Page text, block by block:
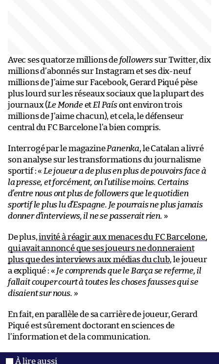
Avec ses quatorze millions de followers sur Twitter, dix
millions d’abonnés sur Instagram et ses dix-neuf
millions de J’aime sur Facebook, Gerard Piqué pèse
plus lourd sur les réseaux sociaux que la plupart des
journaux (Le Mondeet El Paísont environ trois
millions de J’aime chacun), et cela, le défenseur
central du FC Barcelone l’a bien compris.
Interrogé par le magazinePanenka, le Catalan a livré
son analyse sur les transformations du journalisme
sportif : « Le joueur a de plus en plus de pouvoirs face à
la presse, et forcément, on l’utilise moins. Certains
d’entre nous ont plus de followers que le quotidien
sportif le plus lu d’Espagne. Je pourrais ne plus jamais
donner d’interviews, il ne se passerait rien. »
De plus,invité à réagir aux menaces du FC Barcelone,
qui avait annoncé que ses joueurs ne donneraient
plus que des interviews aux médias du club, le joueur
a expliqué : « Je comprends que le Barça se referme, il
fallait couper court à toutes les choses fausses qui se
disaient sur nous. »
En fait, en parallèle de sa carrière de joueur, Gerard
Piqué est sûrement doctorant en sciences de
l’information et de la communication.